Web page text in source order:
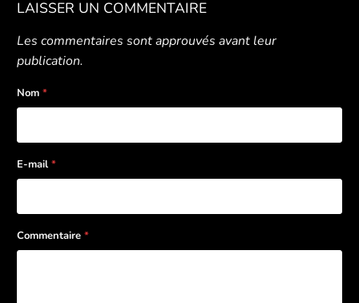
LAISSER UN COMMENTAIRE
Les commentaires sont approuvés avant leur
publication.
Nom*
E-mail*
Commentaire*